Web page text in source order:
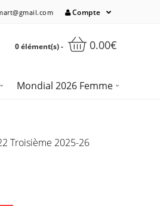
Compte
0 élément(s) - 0.00€
Mondial 2026 Femme
Troisième 2025-26